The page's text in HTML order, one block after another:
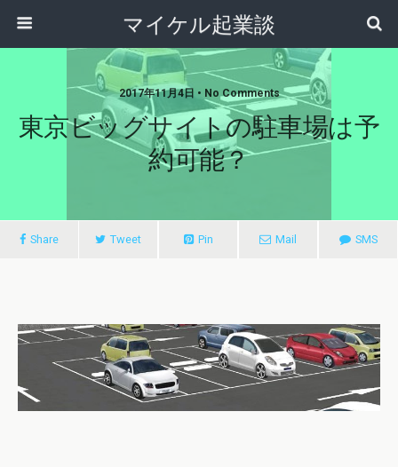
マイケル起業談
2017年11月4日 • No Comments
東京ビッグサイトの駐車場は予
約可能？
Share Tweet Pin Mail SMS